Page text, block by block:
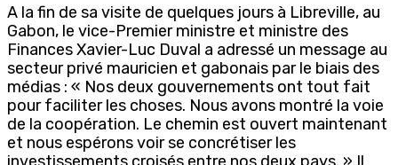
A la fin de sa visite de quelques jours à Libreville, au
Gabon, le vice-Premier ministre et ministre des
Finances Xavier-Luc Duval a adressé un message au
secteur privé mauricien et gabonais par le biais des
médias : « Nos deux gouvernements ont tout fait
pour faciliter les choses. Nous avons montré la voie
de la coopération. Le chemin est ouvert maintenant
et nous espérons voir se concrétiser les